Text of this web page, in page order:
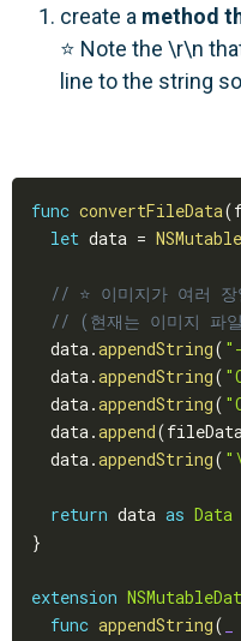
create a method
⭐️ Note the \r\n
line to the string
func convertFileData(
let data =
// ⭐️ 이미지가 여러
// (현재는 이미지 파
  data
.appendString(
  data
.appendString(
  data
.appendString(
  data
.append(
  data
.appendString(
return data as Data
}
extension
func appendString(